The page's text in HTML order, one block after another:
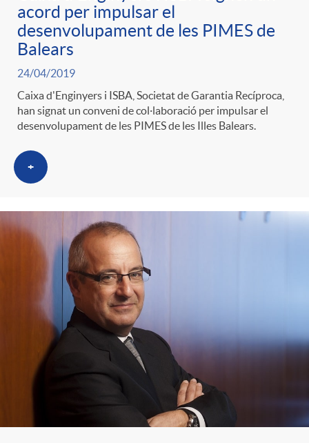
t
r
o
C
t
n
g
u
t
s
acord per impulsar el
desenvolupament de les PIMES de
Balears
24/04/2019
Caixa d'Enginyers i ISBA, Societat de Garantia Recíproca,
han signat un conveni de col·laboració per impulsar el
desenvolupament de les PIMES de les Illes Balears.
+